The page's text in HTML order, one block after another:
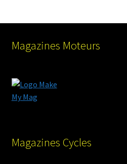
Magazines Moteurs
Magazines Cycles